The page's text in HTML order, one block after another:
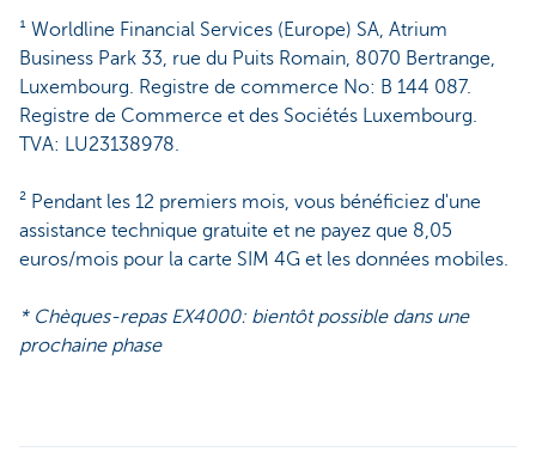
¹ Worldline Financial Services (Europe) SA, Atrium
Business Park 33, rue du Puits Romain, 8070 Bertrange,
Luxembourg. Registre de commerce No: B 144 087.
Registre de Commerce et des Sociétés Luxembourg.
TVA: LU23138978.
² Pendant les 12 premiers mois, vous bénéficiez d'une
assistance technique gratuite et ne payez que 8,05
euros/mois pour la carte SIM 4G et les données mobiles.
* Chèques-repas EX4000: bientôt possible dans une
prochaine phase